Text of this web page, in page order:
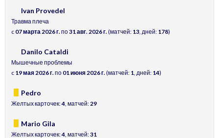
Ivan Provedel
Травма плеча
c 07 марта 2026 г.по31 авг. 2026 г.(матчей: 13, дней: 178)
Danilo Cataldi
Мышечные проблемы
c 19 мая 2026 г.по 01 июня 2026 г.(матчей: 1, дней: 14)
Pedro
Желтых карточек:4, матчей:29
Mario Gila
Желтых карточек:4, матчей:31